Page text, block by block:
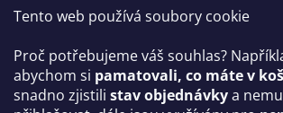
Tento web používá soubory cookie
Proč potřebujeme váš souhlas?
abychom si pamatovali, co máte v
snadno zjistili stav objednávkya
Sledovat na Instagramu